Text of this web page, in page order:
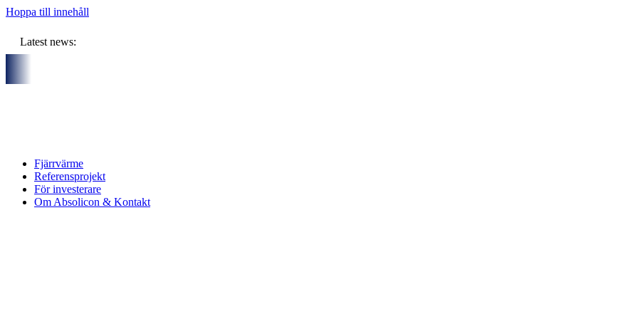
Hoppa till innehåll
Latest news:
Fjärrvärme
Referensprojekt
För investerare
Om Absolicon & Kontakt